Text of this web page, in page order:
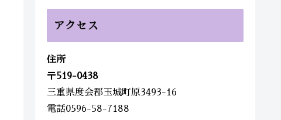
アクセス
住所
〒519-0438
三重県度会郡玉城町原3493-16
電話0596-58-7188